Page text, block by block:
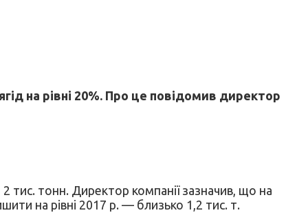
на рівні 20%. Про це повідомив директор
тис. тонн. Директор компанії зазначив, що на
на рівні 2017 р. — близько 1,2 тис. т.